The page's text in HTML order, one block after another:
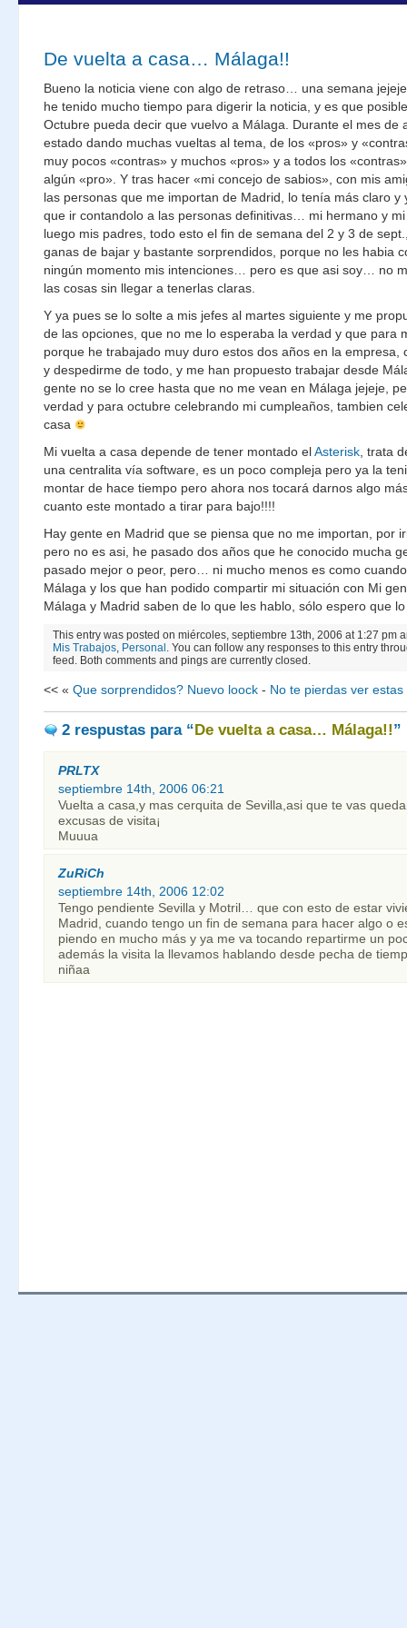
De vuelta a casa… Málaga!!
Bueno la noticia viene con algo de retraso… una semana
he tenido mucho tiempo para digerir la noticia, y es que
Octubre pueda decir que vuelvo a Málaga. Durante el mes de
estado dando muchas vueltas al tema, de los «pros» y
muy pocos «contras» y muchos «pros» y a todos los
algún «pro». Y tras hacer «mi concejo de sabios», con mis
las personas que me importan de Madrid, lo tenía más claro y
que ir contandolo a las personas definitivas… mi hermano y
luego mis padres, todo esto el fin de semana del 2 y 3 de
ganas de bajar y bastante sorprendidos, porque no les habia
ningún momento mis intenciones… pero es que asi soy… no
las cosas sin llegar a tenerlas claras.
Y ya pues se lo solte a mis jefes al martes siguiente y me
de las opciones, que no me lo esperaba la verdad y que para
porque he trabajado muy duro estos dos años en la empresa,
y despedirme de todo, y me han propuesto trabajar desde
gente no se lo cree hasta que no me vean en Málaga jejeje,
verdad y para octubre celebrando mi cumpleaños, tambien
casa
Mi vuelta a casa depende de tener montado elAsterisk , trata
una centralita vía software, es un poco compleja pero ya la
montar de hace tiempo pero ahora nos tocará darnos algo
cuanto este montado a tirar para bajo!!!!
Hay gente en Madrid que se piensa que no me importan, por
pero no es asi, he pasado dos años que he conocido mucha
pasado mejor o peor, pero… ni mucho menos es como
Málaga y los que han podido compartir mi situación con Mi
Málaga y Madrid saben de lo que les hablo, sólo espero que
This entry was posted on miércoles, septiembre 13th, 2006 at 1:27 pm
Mis Trabajos, Personal . You can follow any responses to this entry
feed. Both comments and pings are currently closed.
<< « Que sorprendidos? Nuevo loock - No te pierdas ver estas
2 respustas para “De vuelta a casa… Málaga!!”
PRLTX
septiembre 14th, 2006 06:21
Vuelta a casa,y mas cerquita de Sevilla,asi que te vas
excusas de visita¡
Muuua
ZuRiCh
septiembre 14th, 2006 12:02
Tengo pendiente Sevilla y Motril… que con esto de estar
Madrid, cuando tengo un fin de semana para hacer algo o
piendo en mucho más y ya me va tocando repartirme un
además la visita la llevamos hablando desde pecha de
niñaa